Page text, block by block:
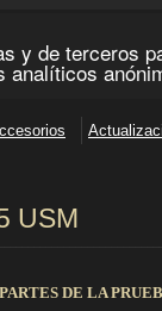
USM
PARTES DE LA